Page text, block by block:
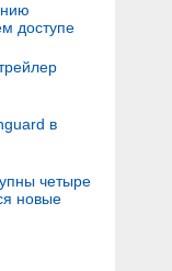
доступе
в
четыре
новые